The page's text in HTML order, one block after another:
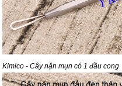
Kimico - Cây nặn mụn có 1 đầu cong